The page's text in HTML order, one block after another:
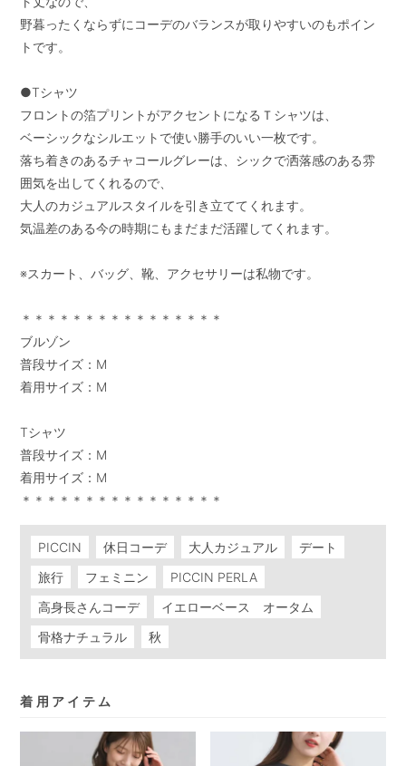
野暮ったくならずにコーデのバランスが取りやすいのもポイン
トです。
●Tシャツ
フロントの箔プリントがアクセントになるＴシャツは、
ベーシックなシルエットで使い勝手のいい一枚です。
落ち着きのあるチャコールグレーは、シックで洒落感のある雰
囲気を出してくれるので、
大人のカジュアルスタイルを引き立ててくれます。
気温差のある今の時期にもまだまだ活躍してくれます。
※スカート、バッグ、靴、アクセサリーは私物です。
＊＊＊＊＊＊＊＊＊＊＊＊＊＊＊＊
ブルゾン
普段サイズ：M
着用サイズ：M
Tシャツ
普段サイズ：M
着用サイズ：M
PICCIN 休日コーデ 大人カジュアル
デート
旅行
フェミニン
PICCIN PERLA
高身長さんコーデ
イエローベース オータム
骨格ナチュラル
秋
着用アイテム